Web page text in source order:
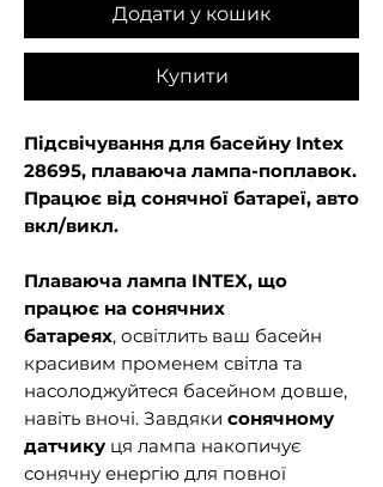
Додати у кошик
Купити
Підсвічування для басейну Intex
28695, плаваюча лампа-поплавок.
Працює від сонячної батареї, авто
вкл/викл.
Плаваюча лампа INTEX, що
працює на сонячних
батареях, освітлить ваш басейн
красивим променем світла та
насолоджуйтеся басейном довше,
навіть вночі. Завдяки сонячному
датчику ця лампа накопичує
сонячну енергію для повної